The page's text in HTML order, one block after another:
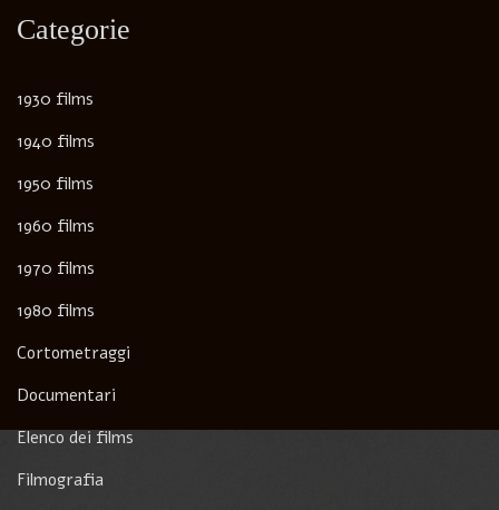
Categorie
1930 films
1940 films
1950 films
1960 films
1970 films
1980 films
Cortometraggi
Documentari
Elenco dei films
Filmografia